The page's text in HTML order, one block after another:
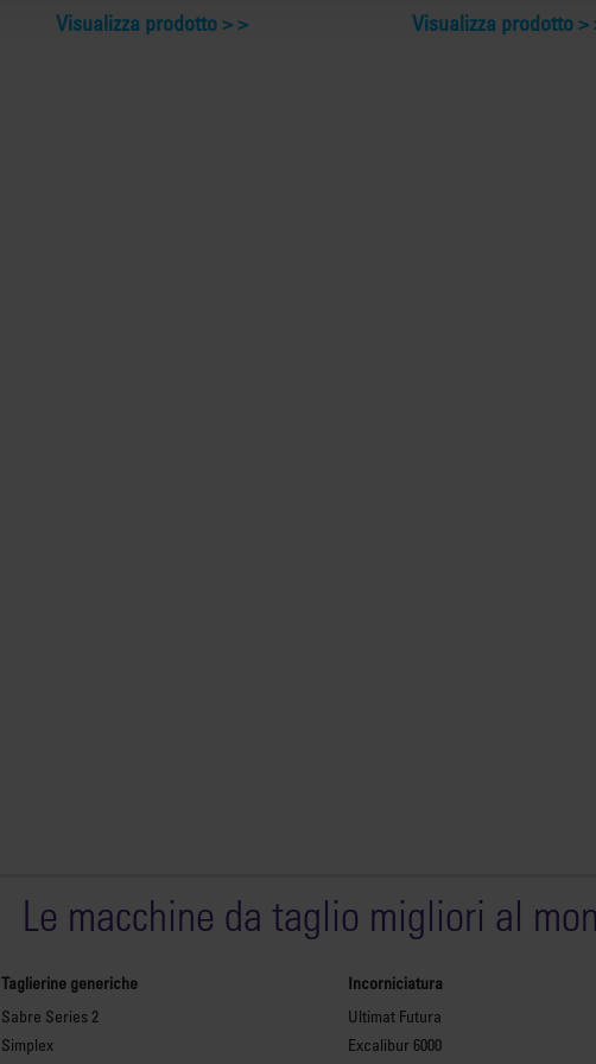
Visualizza prodotto > Visualizza prodotto >
Le macchine da taglio migliori al
Taglierine generiche
Sabre Series 2
Simplex
Incorniciatura
Ultimat Futura
Excalibur 6000